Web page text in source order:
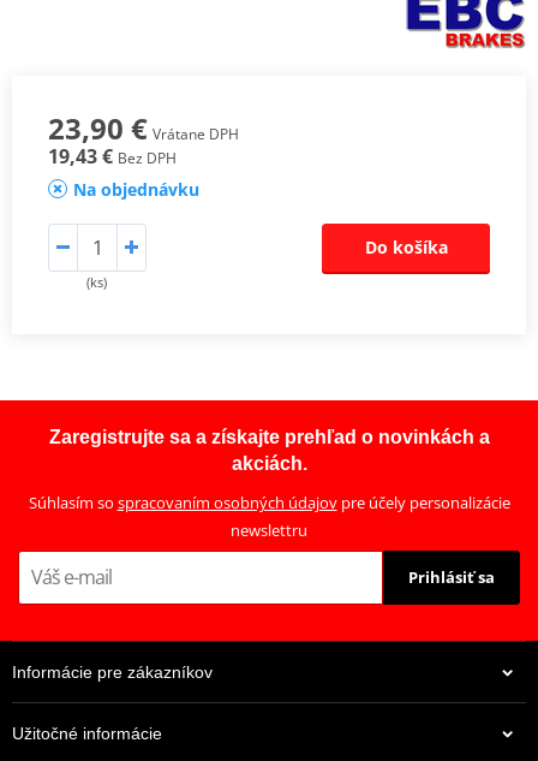
23,90 € Vrátane DPH
19,43 € Bez DPH
Na objednávku
(ks)
Do košíka
Zaregistrujte sa a získajte prehľad o novinkách a
akciách.
Súhlasím so spracovaním osobných údajovpre účely personalizácie
newslettru
Prihlásiť sa
Informácie pre zákazníkov
Užitočné informácie